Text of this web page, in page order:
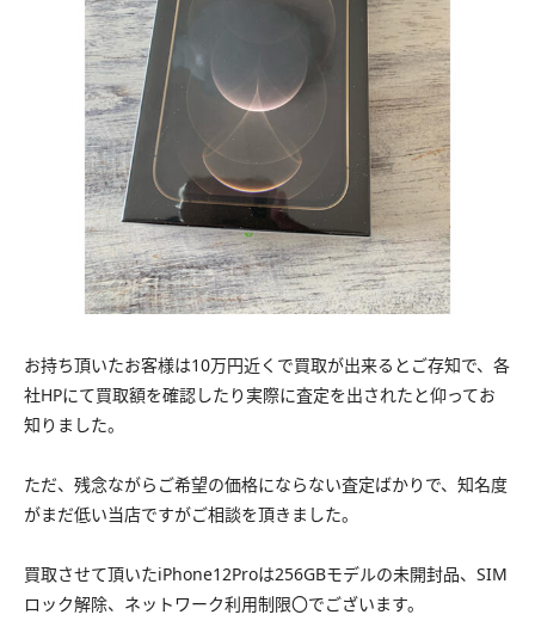
お持ち頂いたお客様は10万円近くで買取が出来るとご存知で、各
社HPにて買取額を確認したり実際に査定を出されたと仰ってお
知りました。
ただ、残念ながらご希望の価格にならない査定ばかりで、知名度
がまだ低い当店ですがご相談を頂きました。
買取させて頂いたiPhone12Proは256GBモデルの未開封品、SIM
ロック解除、ネットワーク利用制限〇でございます。